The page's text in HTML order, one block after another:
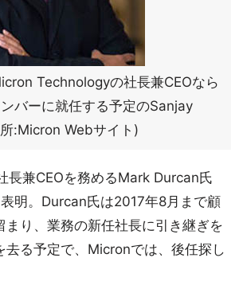
Technologyの社長兼CEOなら
バーに就任する予定のSanjay
:Micron Webサイト)
長兼CEOを務めるMark Durcan氏
明。Durcan氏は2017年8月まで顧
まり、業務の新任社長に引き継ぎを
去る予定で、Micronでは、後任探し